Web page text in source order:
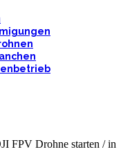
FPV Drohne starten / in